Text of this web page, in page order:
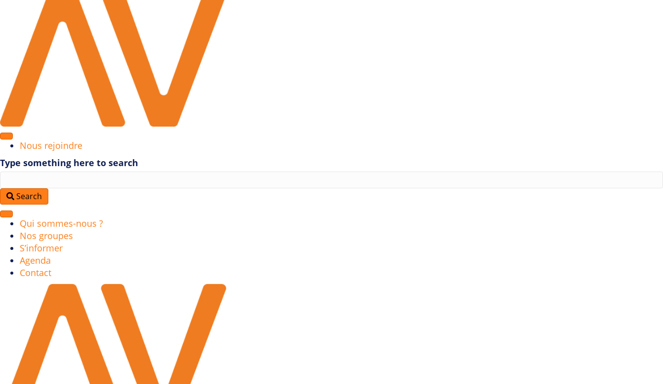
Nous rejoindre
Type something here to search
Search
Qui sommes-nous ?
Nos groupes
S’informer
Agenda
Contact